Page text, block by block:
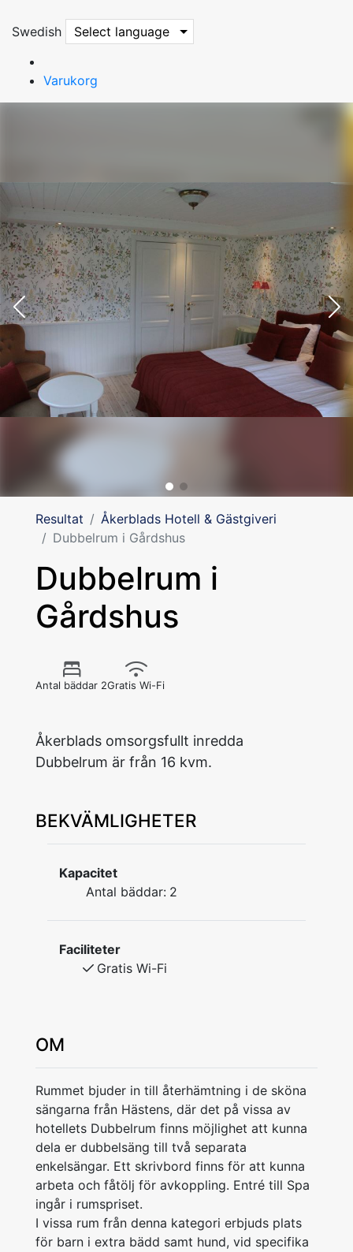
Swedish Select language
Varukorg
Resultat
Åkerblads Hotell & Gästgiveri
Dubbelrum i Gårdshus
Dubbelrum i
Gårdshus
Antal bäddar 2Gratis Wi-Fi
Åkerblads omsorgsfullt inredda
Dubbelrum är från 16 kvm.
BEKVÄMLIGHETER
Kapacitet
Antal bäddar: 2
Faciliteter
Gratis Wi-Fi
OM
Rummet bjuder in till återhämtning i de sköna
sängarna från Hästens, där det på vissa av
hotellets Dubbelrum finns möjlighet att kunna
dela er dubbelsäng till två separata
enkelsängar. Ett skrivbord finns för att kunna
arbeta och fåtölj för avkoppling. Entré till Spa
ingår i rumspriset.
I vissa rum från denna kategori erbjuds plats
för barn i extra bädd samt hund, vid specifika